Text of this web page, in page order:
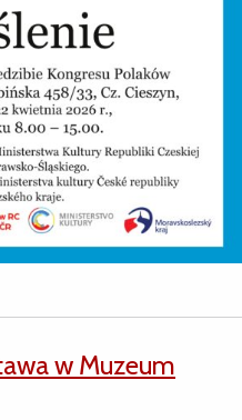
w Muzeum